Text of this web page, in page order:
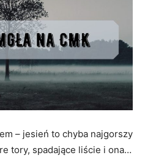
– jesień to chyba najgorszy
tory, spadające liście i ona…